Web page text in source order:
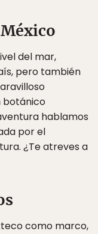
del mar,
pero también
botánico
hablamos
por el
¿Te atreves a
como marco,